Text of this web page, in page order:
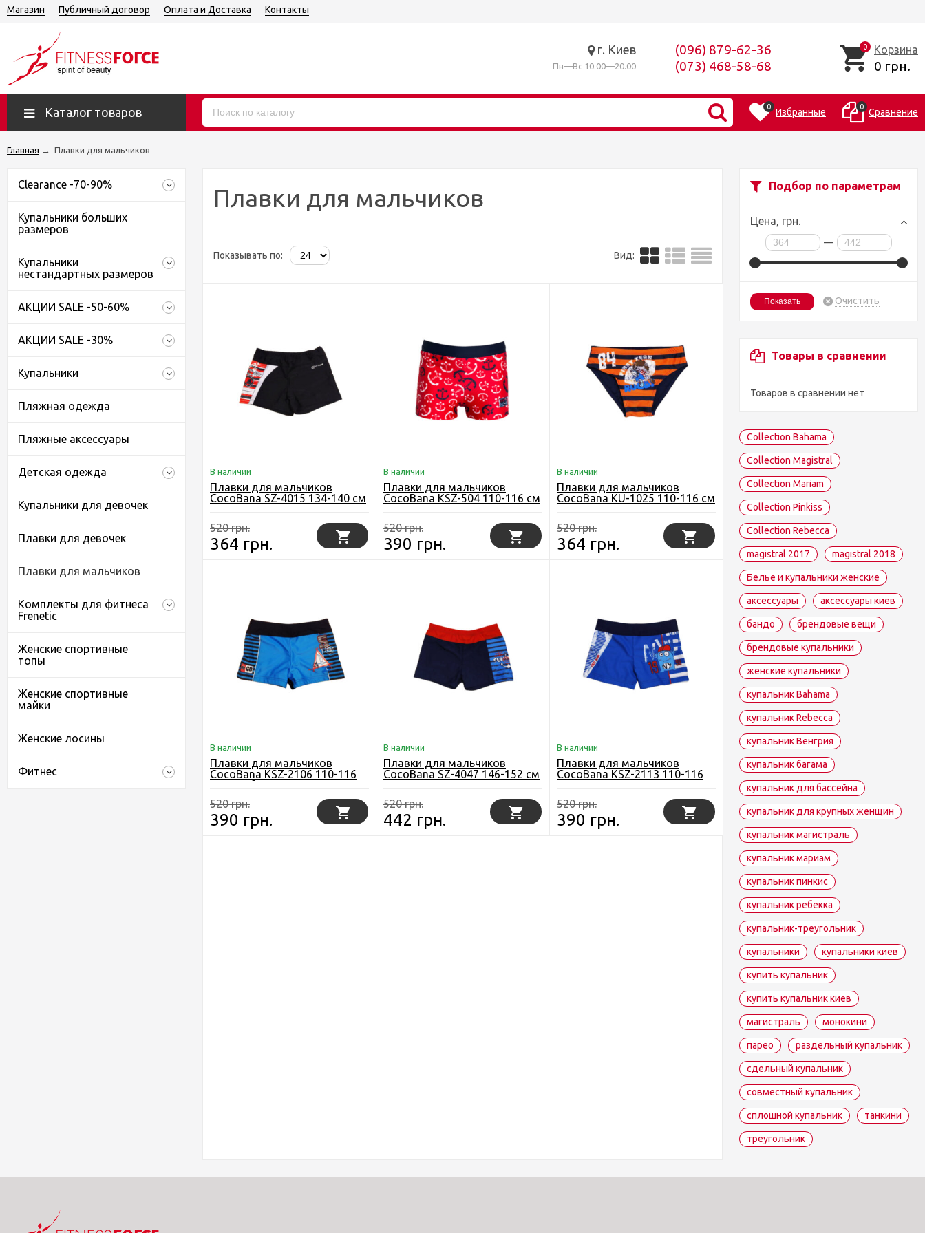
Магазин Публичный договор Оплата и Доставка Контакты
г. Киев
Пн—Вс 10.00—20.00
(096) 879-62-36
(073) 468-58-68
0 Корзина
0 грн.
Каталог товаров 0 Избранные 0 Сравнение
Главная → Плавки для мальчиков
Подбор по параметрам
Цена, грн.
—
Очистить
Товары в сравнении
Товаров в сравнении нет
Collection Bahama
Collection Magistral
Collection Mariam
Collection Pinkiss
Collection Rebecca
magistral 2017 magistral 2018
Белье и купальники женские
аксессуары аксессуары киев
бандо брендовые вещи
брендовые купальники
женские купальники
купальник Bahama
купальник Rebecca
купальник Венгрия
купальник багама
купальник для бассейна
купальник для крупных женщин
купальник магистраль
купальник мариам
купальник пинкис
купальник ребекка
купальник-треугольник
купальники купальники киев
купить купальник
купить купальник киев
магистраль монокини
парео раздельный купальник
сдельный купальник
совместный купальник
сплошной купальник танкини
треугольник
Clearance -70-90%
Купальники больших
размеров
Купальники
нестандартных размеров
АКЦИИ SALE -50-60%
АКЦИИ SALE -30%
Купальники
Пляжная одежда
Пляжные аксессуары
Детская одежда
Купальники для девочек
Плавки для девочек
Плавки для мальчиков
Комплекты для фитнеса
Frenetic
Женские спортивные
топы
Женские спортивные
майки
Женские лосины
Фитнес
Плавки для мальчиков
Показывать по: Вид:
В наличии
Плавки для мальчиков
CocoBana SZ-4015 134-140 см
520 грн.
364 грн.
В наличии
Плавки для мальчиков
CocoBana KSZ-504 110-116 см
520 грн.
390 грн.
В наличии
Плавки для мальчиков
CocoBana KU-1025 110-116 см
520 грн.
364 грн.
В наличии
Плавки для мальчиков
CocoBana KSZ-2106 110-116
см Голубые
520 грн.
390 грн.
В наличии
Плавки для мальчиков
CocoBana SZ-4047 146-152 см
520 грн.
442 грн.
В наличии
Плавки для мальчиков
CocoBana KSZ-2113 110-116
520 грн.
390 грн.